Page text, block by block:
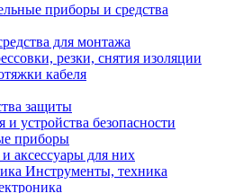
приборы и средства
для монтажа
резки, снятия изоляции
кабеля
защиты
и устройства безопасности
приборы
аксессуары для них
Инструменты, техника